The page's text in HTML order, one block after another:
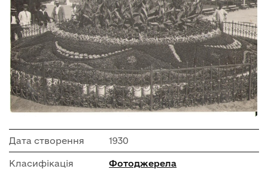
Дата створення 1930
Класифікація Фотоджерела